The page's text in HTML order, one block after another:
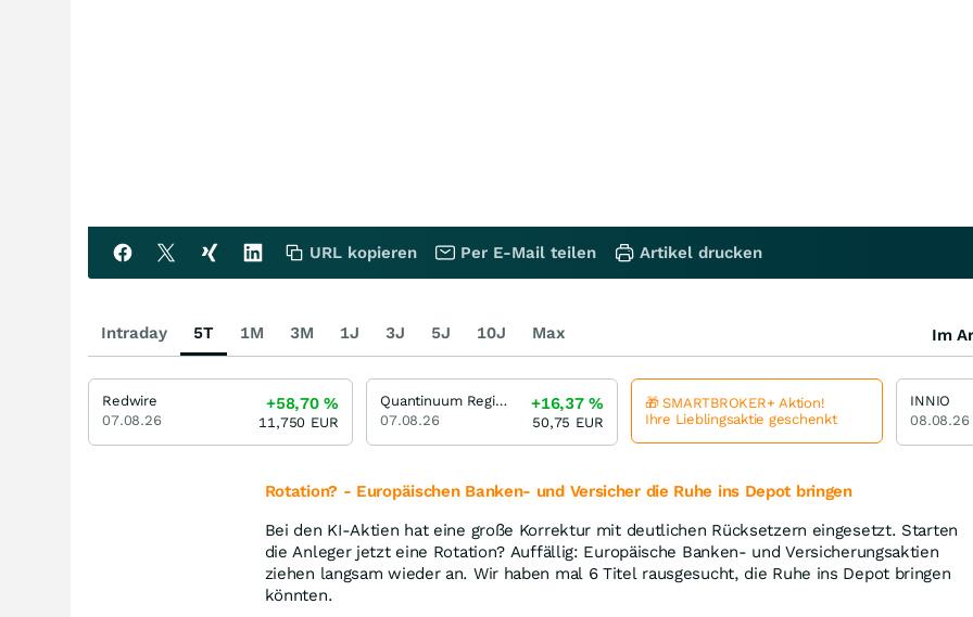
Rotation? - Europäischen Banken- und Versicher die Ruhe ins Depot bringen
Bei den KI-Aktien hat eine große Korrektur mit deutlichen Rücksetzern eingesetzt. Starten
die Anleger jetzt eine Rotation? Auffällig: Europäische Banken- und Versicherungsaktien
ziehen langsam wieder an. Wir haben mal 6 Titel rausgesucht, die Ruhe ins Depot bringen
könnten.
URL kopieren Per E-Mail teilen Artikel drucken
Intraday 5T 1M 3M 1J 3J 5J 10J Max Im
Redwire
07.08.26
+58,70%
11,750 EUR
Quantinuum Registered (A)
07.08.26
+16,37%
50,75 EUR
🎁 SMARTBROKER+ Aktion!
Ihre Lieblingsaktie geschenkt
INNIO
08.08.26